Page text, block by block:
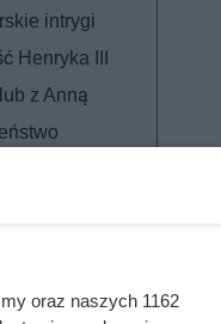
intrygi
Henryka III
z Anną
i dworskie
znana była również
oraz naszych 1162